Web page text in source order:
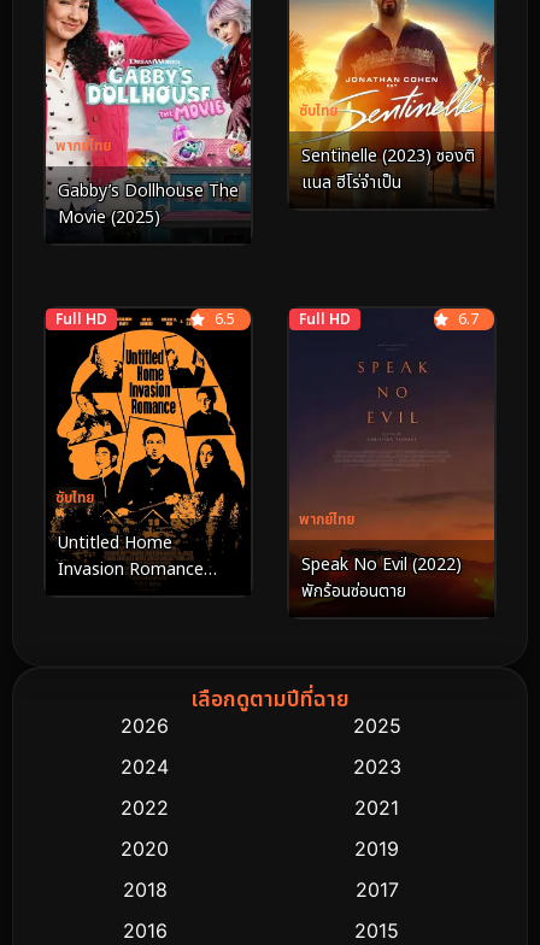
พากย์ไทย
Gabby’s Dollhouse The
Movie (2025)
ซับไทย
Sentinelle (2023) ซองติ
แนล ฮีโร่จำเป็น
Full HD
ซับไทย
6.5
Untitled Home
Invasion Romance
(2025)
Full HD
พากย์ไทย
6.7
Speak No Evil (2022)
พักร้อนซ่อนตาย
เลือกดูตามปีที่ฉาย
2026
2025
2024
2023
2022
2021
2020
2019
2018
2017
2016
2015